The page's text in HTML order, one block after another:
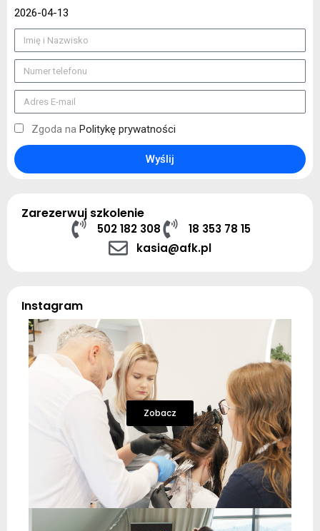
2026-04-13
Zgoda na Politykę prywatności
Wyślij
Zarezerwuj szkolenie
502 182 308
18 353 78 15
kasia@afk.pl
Instagram
Zobacz